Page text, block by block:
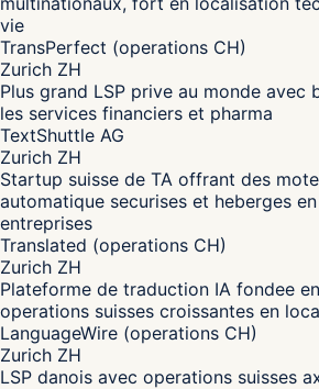
vie
TransPerfect (operations CH)
Zurich ZH
Plus grand LSP prive au monde avec
les services financiers et pharma
TextShuttle AG
Zurich ZH
Startup suisse de TA offrant des
automatique securises et heberges
entreprises
Translated (operations CH)
Zurich ZH
Plateforme de traduction IA fondee
operations suisses croissantes en
LanguageWire (operations CH)
Zurich ZH
LSP danois avec operations suisses